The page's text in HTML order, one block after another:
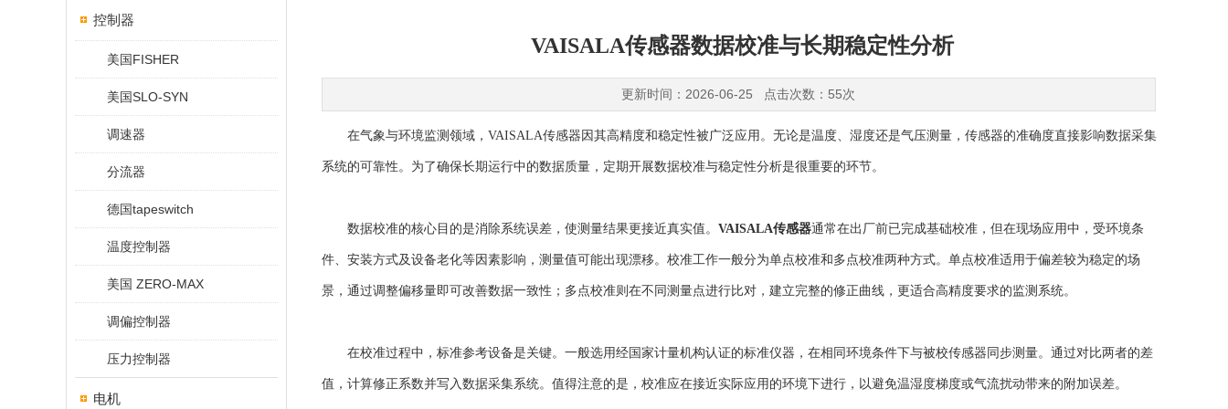
控制器
美国FISHER
美国SLO-SYN
调速器
分流器
德国tapeswitch
温度控制器
美国 ZERO-MAX
调偏控制器
压力控制器
电机
VAISALA传感器数据校准与长期稳定性分析
更新时间：2026-06-25 点击次数：55次
在气象与环境监测领域，VAISALA传感器因其高精度和稳定性被广泛应用。无论是温度、湿度还是气压测量，传感器的准确度直接影响数据采集
系统的可靠性。为了确保长期运行中的数据质量，定期开展数据校准与稳定性分析是很重要的环节。
数据校准的核心目的是消除系统误差，使测量结果更接近真实值。 VAISALA传感器通常在出厂前已完成基础校准，但在现场应用中，受环境条
件、安装方式及设备老化等因素影响，测量值可能出现漂移。校准工作一般分为单点校准和多点校准两种方式。单点校准适用于偏差较为稳定的场
景，通过调整偏移量即可改善数据一致性；多点校准则在不同测量点进行比对，建立完整的修正曲线，更适合高精度要求的监测系统。
在校准过程中，标准参考设备是关键。一般选用经国家计量机构认证的标准仪器，在相同环境条件下与被校传感器同步测量。通过对比两者的差
值，计算修正系数并写入数据采集系统。值得注意的是，校准应在接近实际应用的环境下进行，以避免温湿度梯度或气流扰动带来的附加误差。